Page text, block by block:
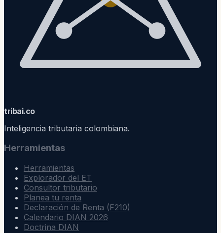
tribai.co
Inteligencia tributaria colombiana.
Herramientas
Herramientas
Explorador del ET
Consultor tributario
Planea tu renta
Declaración de Renta (F210)
Calendario DIAN 2026
Doctrina DIAN